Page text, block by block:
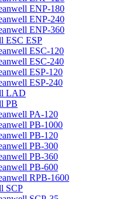
ENP-180
ENP-240
ENP-360
ESC ESP
ESC-120
ESC-240
ESP-120
ESP-240
LAD
PB
PA-120
PB-1000
PB-120
PB-300
PB-360
PB-600
RPB-1600
SCP